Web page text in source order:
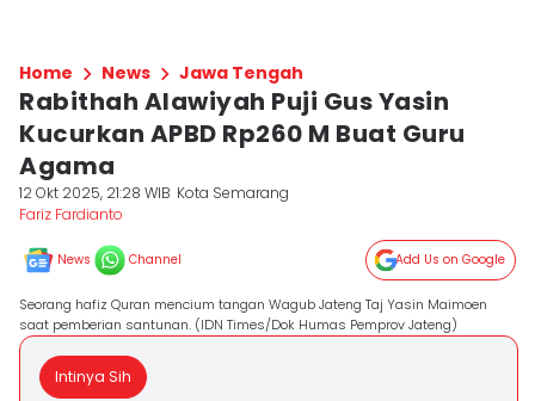
Home News Jawa Tengah
Rabithah Alawiyah Puji Gus Yasin
Kucurkan APBD Rp260 M Buat Guru
Agama
12 Okt 2025, 21:28 WIB Kota Semarang
Fariz Fardianto
News Channel Add Us on Google
Seorang hafiz Quran mencium tangan Wagub Jateng Taj Yasin Maimoen
saat pemberian santunan. (IDN Times/Dok Humas Pemprov Jateng)
Intinya Sih